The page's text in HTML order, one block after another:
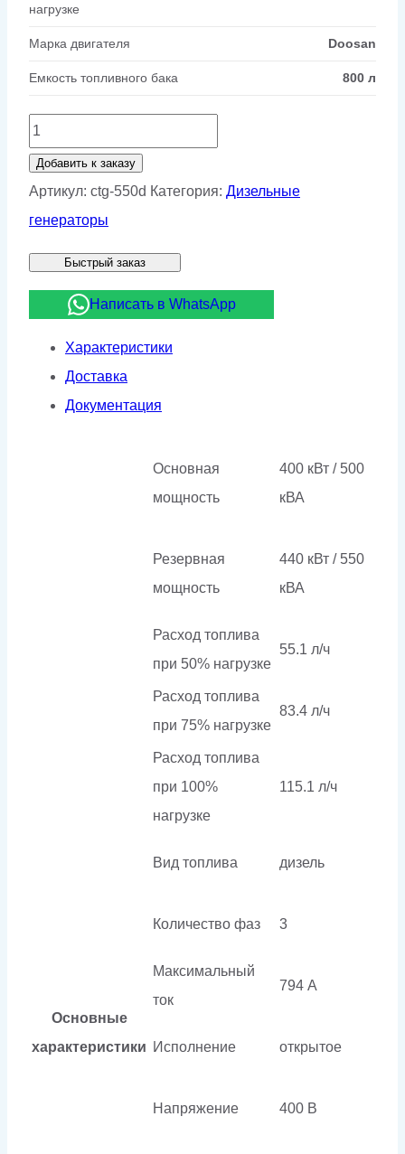
нагрузке
Марка двигателя Doosan
Емкость топливного бака 800 л
Количество
товара
Дизельный
генератор
550D
Добавить к заказу
Артикул: ctg-550d Категория: Дизельные
генераторы
Быстрый заказ
Написать в WhatsApp
Характеристики
Доставка
Документация
Основные
характеристики
Основная
мощность
400 кВт / 500
кВА
Резервная
мощность
440 кВт / 550
кВА
Расход топлива
при 50% нагрузке
55.1 л/ч
Расход топлива
при 75% нагрузке
83.4 л/ч
Расход топлива
при 100%
нагрузке
115.1 л/ч
Вид топлива дизель
Количество фаз 3
Максимальный
ток
794 А
Исполнение открытое
Напряжение 400 В